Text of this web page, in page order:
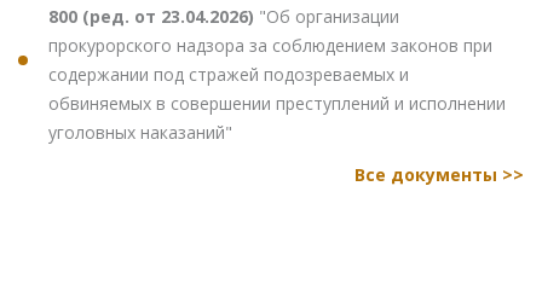
800 (ред. от 23.04.2026) "Об организации
прокурорского надзора за соблюдением законов при
содержании под стражей подозреваемых и
обвиняемых в совершении преступлений и исполнении
уголовных наказаний"
Все документы >>